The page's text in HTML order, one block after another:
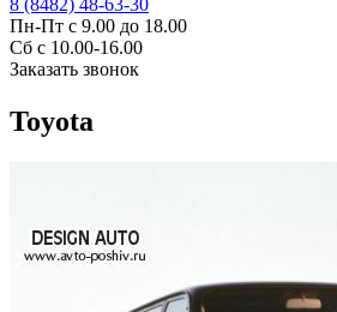
Пн-Пт с 9.00 до 18.00
Сб с 10.00-16.00
Заказать звонок
Toyota